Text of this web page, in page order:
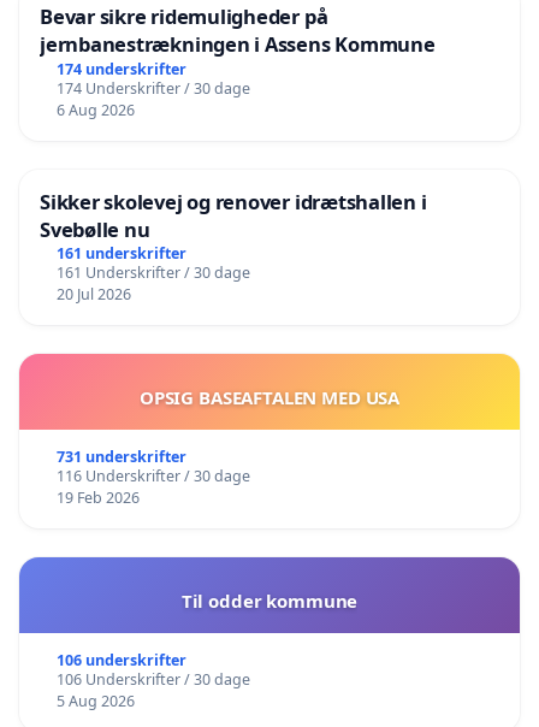
Bevar sikre ridemuligheder på
jernbanestrækningen i Assens Kommune
174 underskrifter
174 Underskrifter / 30 dage
6 Aug 2026
Sikker skolevej og renover idrætshallen i
Svebølle nu
161 underskrifter
161 Underskrifter / 30 dage
20 Jul 2026
OPSIG BASEAFTALEN MED USA
731 underskrifter
116 Underskrifter / 30 dage
19 Feb 2026
Til odder kommune
106 underskrifter
106 Underskrifter / 30 dage
5 Aug 2026